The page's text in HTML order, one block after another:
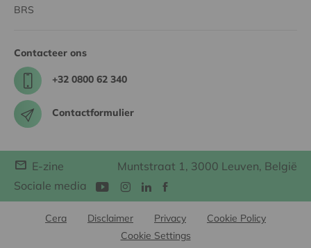
BRS
Contacteer ons
+32 0800 62 340
Contactformulier
E-zine
Muntstraat 1, 3000 Leuven, België
Sociale media
Cera Disclaimer Privacy
Cookie Policy
Cookie Settings